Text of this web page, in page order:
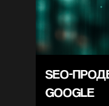
SEO-
GOOGLE